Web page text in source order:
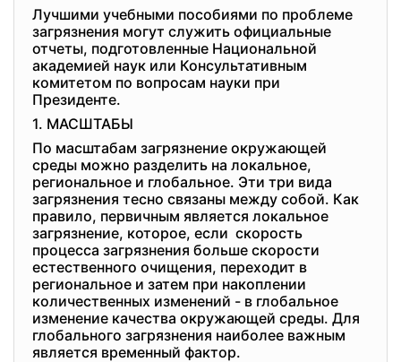
Лучшими учебными пособиями по проблеме
загрязнения могут служить официальные
отчеты, подготовленные Национальной
академией наук или Консультативным
комитетом по вопросам науки при
Президенте.
1. МАСШТАБЫ
По масштабам загрязнение окружающей
среды можно разделить на локальное,
региональное и глобальное. Эти три вида
загрязнения тесно связаны между собой. Как
правило, первичным является локальное
загрязнение, которое, если скорость
процесса загрязнения больше скорости
естественного очищения, переходит в
региональное и затем при накоплении
количественных изменений - в глобальное
изменение качества окружающей среды. Для
глобального загрязнения наиболее важным
является временный фактор.